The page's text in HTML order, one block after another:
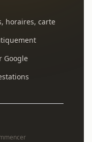
horaires, carte
Google